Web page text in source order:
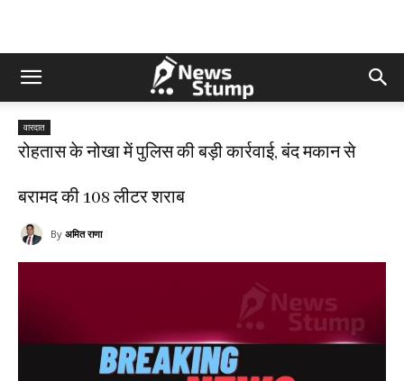
वारदात
रोहतास के नोखा में पुलिस की बड़ी कार्रवाई, बंद मकान से
बरामद की 108 लीटर शराब
By अमित राणा